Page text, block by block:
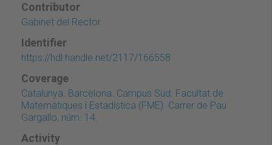
Contributor
Gabinet del Rector
Identifier
https://hdl.handle.net/2117/166558
Coverage
Catalunya. Barcelona. Campus Sud. Facultat de
Matemàtiques i Estadística (FME). Carrer de Pau
Gargallo, núm. 14.
Activity